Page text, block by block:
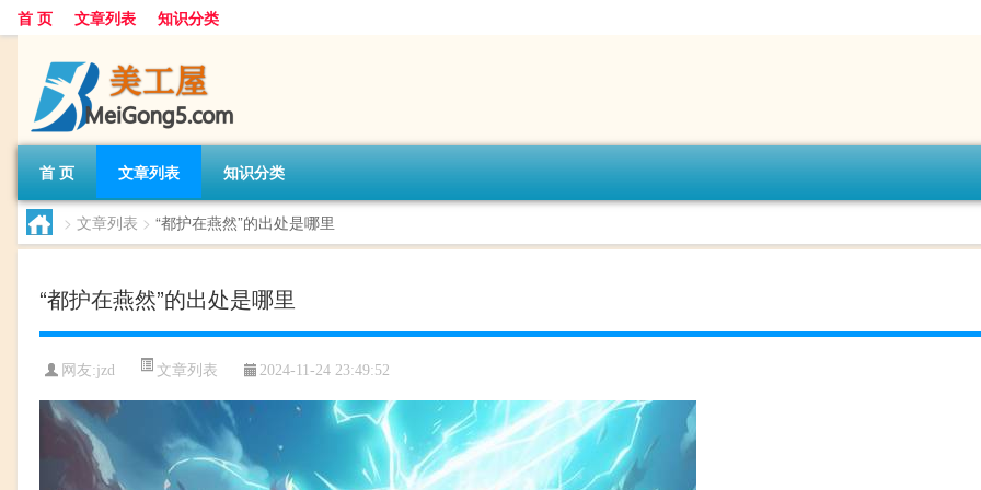
首 页 文章列表 知识分类
首 页 文章列表 知识分类
> 文章列表 > “都护在燕然”的出处是哪里
“都护在燕然”的出处是哪里
网友:jzd 文章列表 2024-11-24 23:49:52